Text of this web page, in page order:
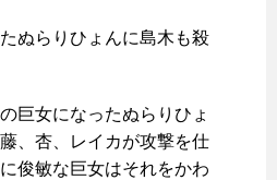
ぬらりひょんに島木も殺
巨女になったぬらりひょ
、杏、レイカが攻撃を仕
俊敏な巨女はそれをかわ